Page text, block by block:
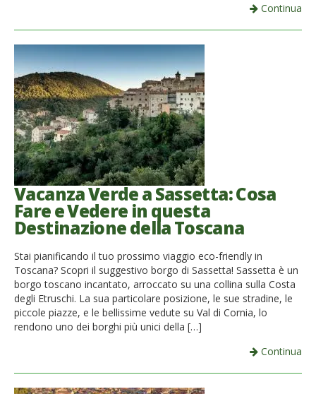
Continua
Vacanza Verde a Sassetta: Cosa
Fare e Vedere in questa
Destinazione della Toscana
Stai pianificando il tuo prossimo viaggio eco-friendly in
Toscana? Scopri il suggestivo borgo di Sassetta! Sassetta è un
borgo toscano incantato, arroccato su una collina sulla Costa
degli Etruschi. La sua particolare posizione, le sue stradine, le
piccole piazze, e le bellissime vedute su Val di Cornia, lo
rendono uno dei borghi più unici della […]
Continua